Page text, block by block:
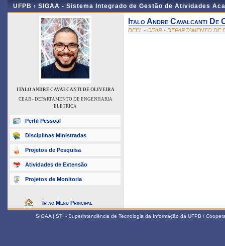
UFPB › SIGAA - Sistema Integrado de Gestão de Atividades
ITALO ANDRE CAVALCANTI DE OLIVEIRA
CEAR - DEPARTAMENTO DE ENGENHARIA
ELÉTRICA
Perfil Pessoal
Disciplinas Ministradas
Projetos de Pesquisa
Atividades de Extensão
Projetos de Monitoria
Ir ao Menu Principal
Italo Andre Cavalcanti De
DEEL - CEAR - DEPARTAMENTO DE
SIGAA | STI - Superintendência de Tecnologia da Informação da UFPB /